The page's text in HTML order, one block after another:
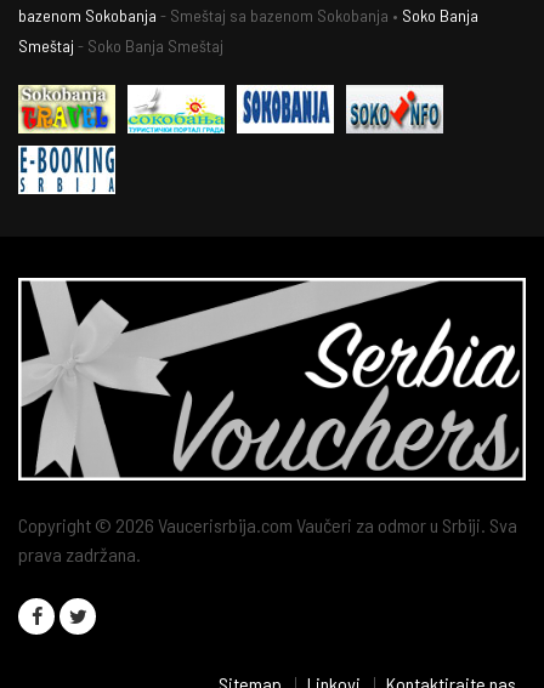
bazenom Sokobanja - Smeštaj sa bazenom Sokobanja • Soko Banja
Smeštaj - Soko Banja Smeštaj
Copyright © 2026 Vaucerisrbija.com Vaučeri za odmor u Srbiji. Sva
prava zadržana.